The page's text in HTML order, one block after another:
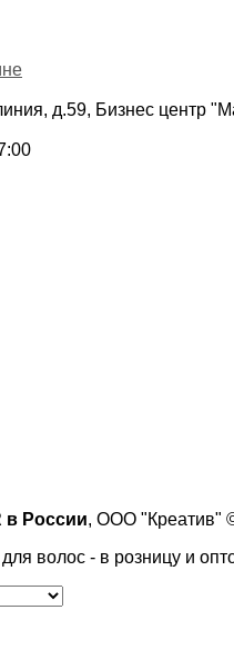
д.59, Бизнес центр
в России, ООО "Креатив"
волос - в розницу и